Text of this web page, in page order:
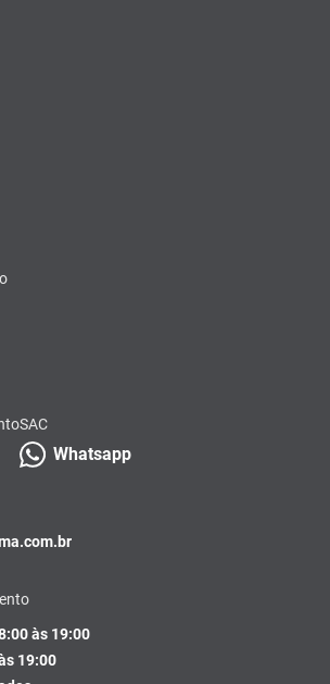
SAC
Whatsapp
às 19:00
19:00